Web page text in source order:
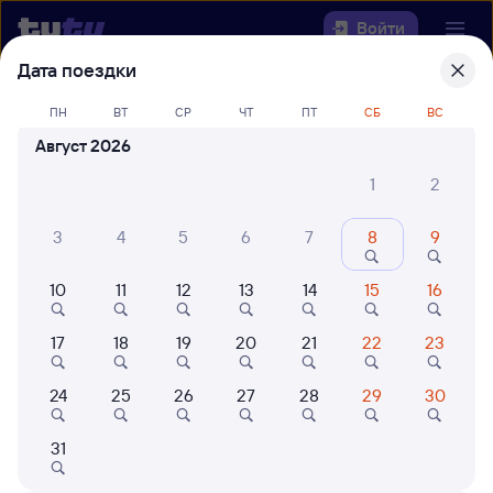
Войти
Выберите день, чтобы найтиж/д
билеты Черемхово — Кинель
Куда
Когда
Кто едет
Найти поезда
Дата поездки
ПН ВТ СР ЧТ ПТ СБ ВС
Август 2026
1
2
3 4 5 6 7 8 9
10 11 12 13 14 15 16
17 18 19 20 21 22 23
24 25 26 27 28 29 30
31